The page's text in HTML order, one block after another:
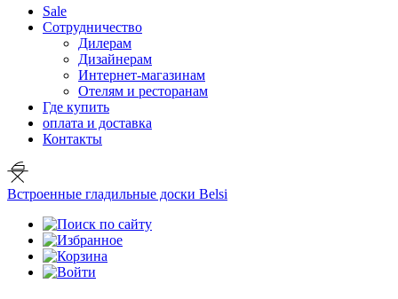
Sale
Сотрудничество
Дилерам
Дизайнерам
Интернет-магазинам
Отелям и ресторанам
Где купить
оплата и доставка
Контакты
Встроенные гладильные доски Belsi